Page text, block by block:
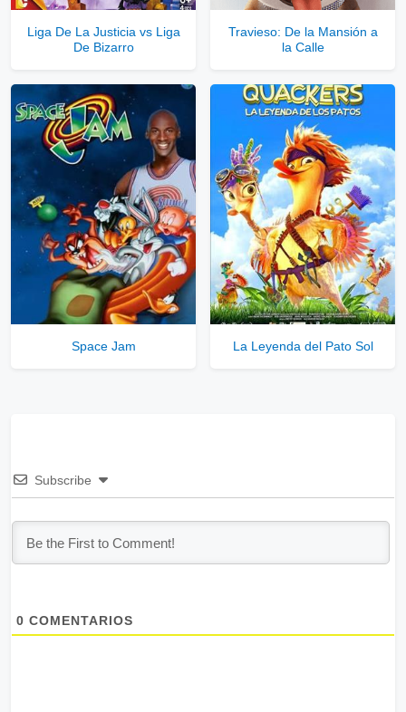
Liga De La Justicia vs Liga
De Bizarro
Travieso: De la Mansión a
la Calle
Space Jam La Leyenda del Pato Sol
Subscribe
0 COMENTARIOS